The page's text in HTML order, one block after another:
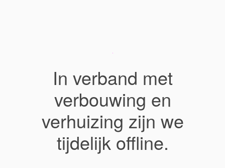
In verband met
verbouwing en
verhuizing zijn we
tijdelijk offline.